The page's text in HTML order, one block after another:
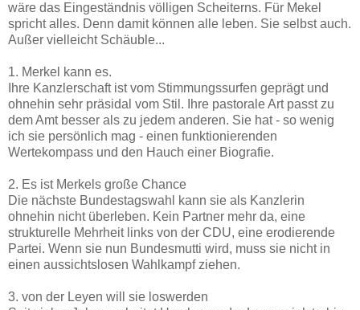
wäre das Eingeständnis völligen Scheiterns. Für Mekel
spricht alles. Denn damit können alle leben. Sie selbst auch.
Außer vielleicht Schäuble...
1. Merkel kann es.
Ihre Kanzlerschaft ist vom Stimmungssurfen geprägt und
ohnehin sehr präsidal vom Stil. Ihre pastorale Art passt zu
dem Amt besser als zu jedem anderen. Sie hat - so wenig
ich sie persönlich mag - einen funktionierenden
Wertekompass und den Hauch einer Biografie.
2. Es ist Merkels große Chance
Die nächste Bundestagswahl kann sie als Kanzlerin
ohnehin nicht überleben. Kein Partner mehr da, eine
strukturelle Mehrheit links von der CDU, eine erodierende
Partei. Wenn sie nun Bundesmutti wird, muss sie nicht in
einen aussichtslosen Wahlkampf ziehen.
3. von der Leyen will sie loswerden